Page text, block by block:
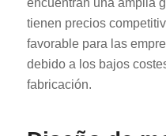
encuentran una amplia
tienen precios
favorable para las
debido a los bajos
fabricación.